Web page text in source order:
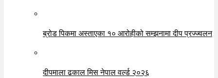
ब्रोड पिकमा अस्ताएका १० आरोहीको सम्झनामा दीप प्रज्ज्वलन
दीपमाला ढकाल मिस नेपाल वर्ल्ड २०२६